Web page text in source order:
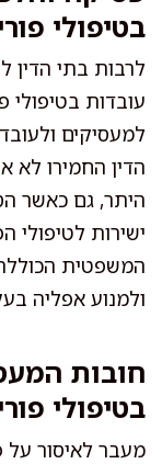
בטיפולי
לרבות בתי הדין
עובדות בטיפולי
למעסיקים
הדין החמירו לא
היתר, גם כאשר
ישירות לטיפולי
המשפטית
ולמנוע אפליה
חובות
בטיפולי
מעבר לאיסור על